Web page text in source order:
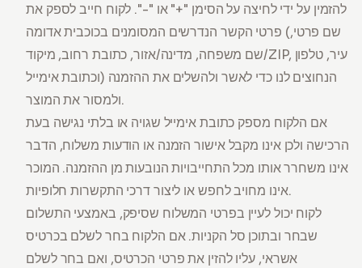
להזמין על ידי לחיצה על הסימן "+" או "-". לקוח חייב לספק את
פרטי הקשר הנדרשים המסומנים בכוכבית אדומה (שם פרטי,
שם משפחה, מדינה/אזור, כתובת רחוב, מיקוד/ZIP, עיר, טלפון
וכתובת אימייל) הנחוצים לנו כדי לאשר ולהשלים את ההזמנה
ולמסור את המוצר.
אם הלקוח מספק כתובת אימייל שגויה או בלתי נגישה בעת
הרכישה ולכן אינו מקבל אישור הזמנה או הודעות משלוח, הדבר
אינו משחרר אותו מכל התחייבויות הנובעות מן ההזמנה. המוכר
אינו מחויב לחפש או ליצור דרכי התקשרות חלופיות.
לקוח יכול לעיין בפרטי המשלוח שסיפק, באמצעי התשלום
שבחר ובתוכן סל הקניות. אם הלקוח בחר לשלם בכרטיס
אשראי, עליו להזין את פרטי הכרטיס, ואם בחר לשלם